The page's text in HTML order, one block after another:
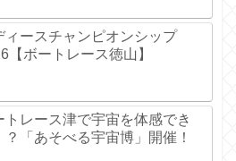
ィースチャンピオンシップ
【ボートレース徳山】
トレース津で宇宙を体感でき
？「あそべる宇宙博」開催！